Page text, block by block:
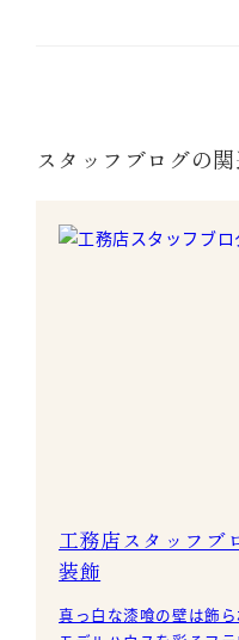
スタッフブログの
工務店スタッフ
装飾
真っ白な漆喰の壁は飾